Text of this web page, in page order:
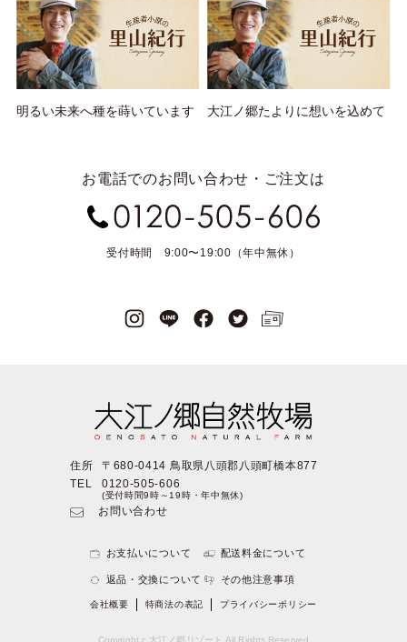
明るい未来へ種を蒔いています 大江ノ郷たよりに想いを込めて
お電話でのお問い合わせ・ご注文は
受付時間 9:00〜19:00（年中無休）
住所
〒680-0414 鳥取県八頭郡八頭町橋本877
TEL
0120-505-606
(受付時間9時～19時・年中無休)
お問い合わせ
お支払いについて 配送料金について
返品・交換について その他注意事項
会社概要 特商法の表記 プライバシーポリシー